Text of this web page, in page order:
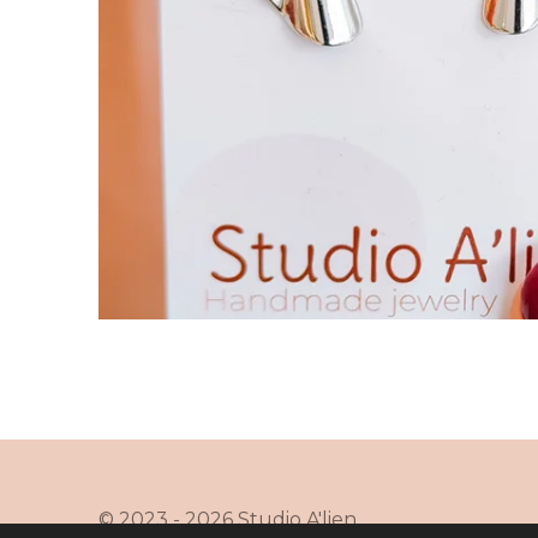
© 2023 - 2026 Studio A'lien